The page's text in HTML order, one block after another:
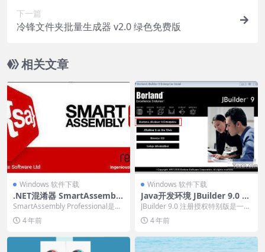
下一篇
冷锋文件夹批量生成器 v2.0 绿色免费版
相关文章
Windows 软件下载
.NET混淆器 SmartAssembly
7 Professional v7.4.5.3983
免费版(含注册机)
SmartAssembly Professional是一
款专为开发者打造的防止反...
4 年前
Windows 软件下载
Java开发环境 JBuilder 9.0 注
册授权特别版(附注册机+教程)
JBuilder 9.0 注册授权特别版是一款
可视化的java应用程序开发工具，...
4 年前